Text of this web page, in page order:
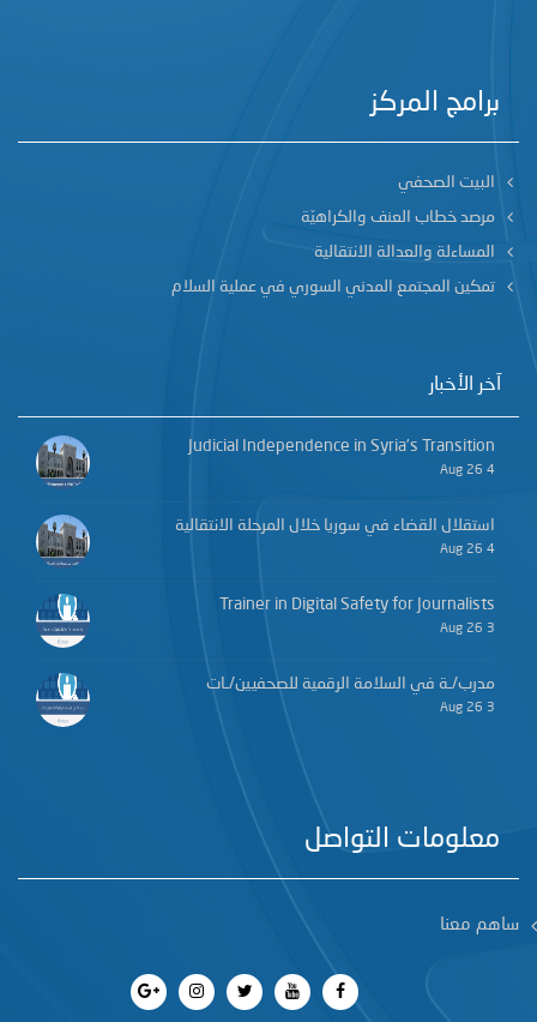
برامج المركز
البيت الصحفي
مرصد خطاب العنف والكراهيّة
المساءلة والعدالة الانتقالية
تمكين المجتمع المدني السوري في عملية السلام
آخر الأخبار
Judicial Independence in Syria’s Transition
4 Aug 26
استقلال القضاء في سوريا خلال المرحلة الانتقالية
4 Aug 26
Trainer in Digital Safety for Journalists
3 Aug 26
مدرب/ـة في السلامة الرقمية للصحفيين/ـات
3 Aug 26
معلومات التواصل
ساهم معنا